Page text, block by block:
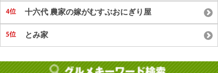
十六代 農家の嫁がむすぶおにぎり屋
とみ家